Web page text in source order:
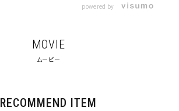
powered by
MOVIE
ムービー
RECOMMEND ITEM